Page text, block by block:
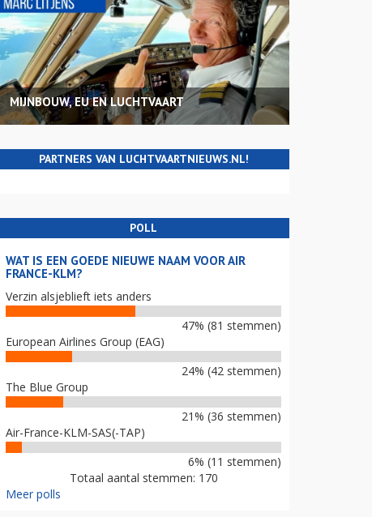
MIJNBOUW, EU EN LUCHTVAART
PARTNERS VAN LUCHTVAARTNIEUWS.NL!
POLL
WAT IS EEN GOEDE NIEUWE NAAM VOOR AIR
FRANCE-KLM?
Verzin alsjeblieft iets anders
47% (81 stemmen)
European Airlines Group (EAG)
24% (42 stemmen)
The Blue Group
21% (36 stemmen)
Air-France-KLM-SAS(-TAP)
6% (11 stemmen)
Totaal aantal stemmen: 170
Meer polls